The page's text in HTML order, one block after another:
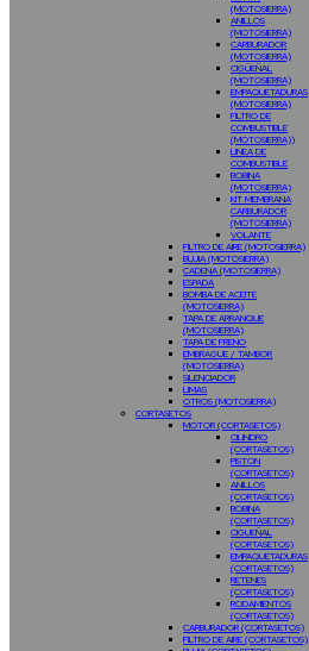
(MOTOSIERRA)
ANILLOS
(MOTOSIERRA)
CARBURADOR
(MOTOSIERRA)
CIGÜEÑAL
(MOTOSIERRA)
EMPAQUETADURAS
(MOTOSIERRA)
FILTRO DE
COMBUSTIBLE
(MOTOSIERRA))
LINEA DE
COMBUSTIBLE
BOBINA
(MOTOSIERRA)
KIT MEMBRANA
CARBURADOR
(MOTOSIERRA)
VOLANTE
FILTRO DE AIRE (MOTOSIERRA)
BUJIA (MOTOSIERRA)
CADENA (MOTOSIERRA)
ESPADA
BOMBA DE ACEITE
(MOTOSIERRA)
TAPA DE ARRANQUE
(MOTOSIERRA)
TAPA DE FRENO
EMBRAGUE / TAMBOR
(MOTOSIERRA)
SILENCIADOR
LIMAS
OTROS (MOTOSIERRA)
CORTASETOS
MOTOR (CORTASETOS)
CILINDRO
(CORTASETOS)
PISTON
(CORTASETOS)
ANILLOS
(CORTASETOS)
BOBINA
(CORTASETOS)
CIGUEÑAL
(CORTASETOS)
EMPAQUETADURAS
(CORTASETOS)
RETENES
(CORTASETOS)
RODAMIENTOS
(CORTASETOS)
CARBURADOR (CORTASETOS)
FILTRO DE AIRE (CORTASETOS)